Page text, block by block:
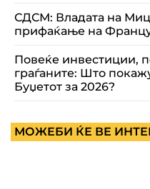
СДСМ: Владата на
прифаќање на
Повеќе инвестиции,
граѓаните: Што
Буџетот за 2026?
МОЖЕБИ ЌЕ ВЕ